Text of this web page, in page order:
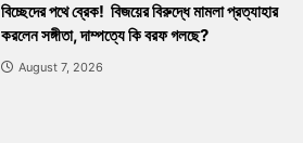
বিচ্ছেদের পথে ব্রেক! বিজয়ের বিরুদ্ধে মামলা প্রত্যাহার
করলেন সঙ্গীতা, দাম্পত্যে কি বরফ গলছে?
August 7, 2026